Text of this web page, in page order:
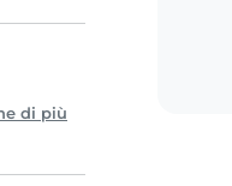
di più